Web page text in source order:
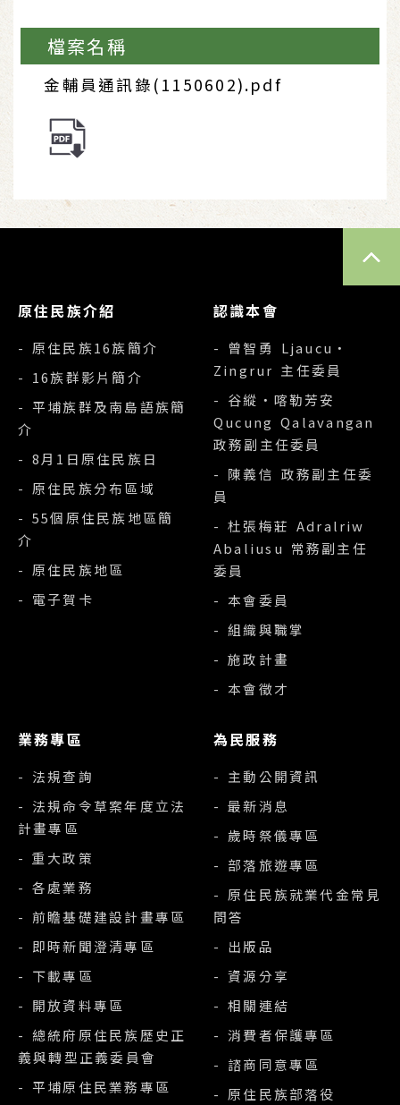
檔案名稱
金輔員通訊錄(1150602).pdf
原住民族介紹
- 原住民族16族簡介
- 16族群影片簡介
- 平埔族群及南島語族簡
介
- 8月1日原住民族日
- 原住民族分布區域
- 55個原住民族地區簡
介
- 原住民族地區
- 電子賀卡
認識本會
- 曾智勇 Ljaucu‧
Zingrur 主任委員
- 谷縱‧喀勒芳安
Qucung Qalavangan
政務副主任委員
- 陳義信 政務副主任委
員
- 杜張梅莊 Adralriw
Abaliusu 常務副主任
委員
- 本會委員
- 組織與職掌
- 施政計畫
- 本會徵才
業務專區
- 法規查詢
- 法規命令草案年度立法
計畫專區
- 重大政策
- 各處業務
- 前瞻基礎建設計畫專區
- 即時新聞澄清專區
- 下載專區
- 開放資料專區
- 總統府原住民族歷史正
義與轉型正義委員會
- 平埔原住民業務專區
為民服務
- 主動公開資訊
- 最新消息
- 歲時祭儀專區
- 部落旅遊專區
- 原住民族就業代金常見
問答
- 出版品
- 資源分享
- 相關連結
- 消費者保護專區
- 諮商同意專區
- 原住民族部落役